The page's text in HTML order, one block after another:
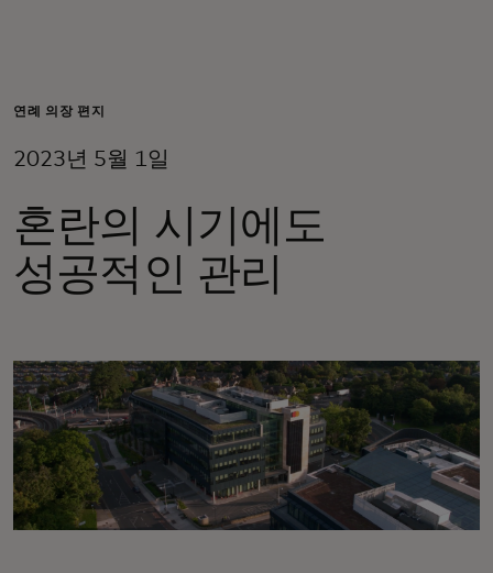
비즈니스 고객
이노베이터
연례 의장 편지
2023년 5월 1일
혼란의 시기에도
성공적인 관리